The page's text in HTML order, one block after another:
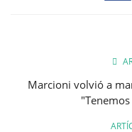
Marcioni volvió a